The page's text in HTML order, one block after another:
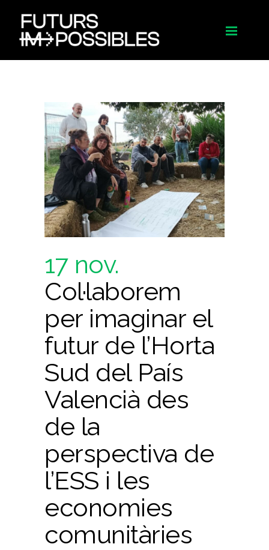
17 nov.
Col·laborem
per imaginar el
futur de l’Horta
Sud del País
Valencià des
de la
perspectiva de
l’ESS i les
economies
comunitàries